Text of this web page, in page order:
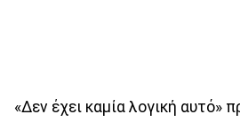
«Δεν έχει καμία λογική αυτό»